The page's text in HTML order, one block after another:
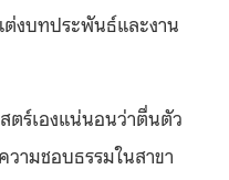
ต่งบทประพันธ์และงาน
ตร์เองแน่นอนว่าตื่นตัว
ามชอบธรรมในสาขา